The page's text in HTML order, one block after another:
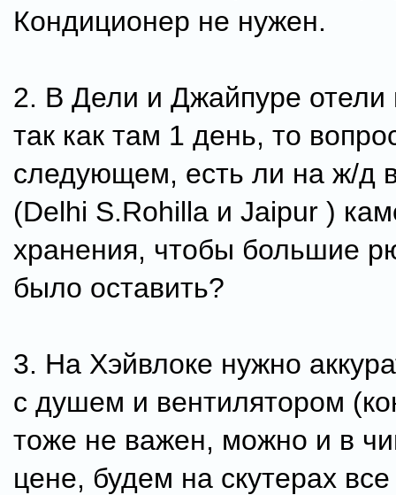
Кондиционер не нужен.
2. В Дели и Джайпуре
так как там 1 день, то
следующем, есть ли на ж/д
(Delhi S.Rohilla и Jaipur )
хранения, чтобы большие
было оставить?
3. На Хэйвлоке нужно
с душем и вентилятором
тоже не важен, можно и в
цене, будем на скутерах